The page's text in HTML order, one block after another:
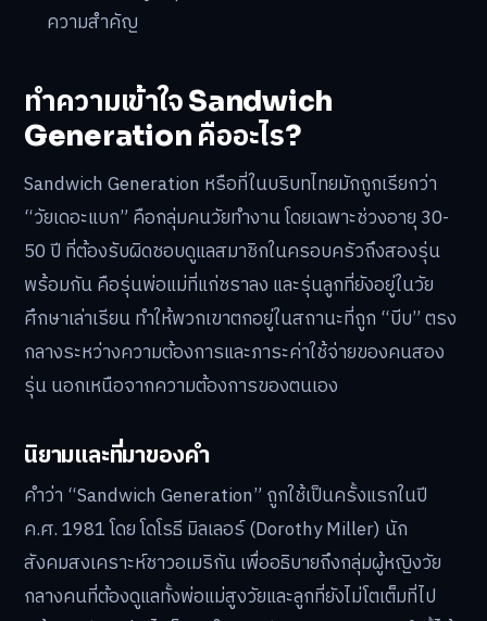
ความสำคัญ
ทำความเข้าใจ Sandwich
Generation คืออะไร?
Sandwich Generation หรือที่ในบริบทไทยมักถูกเรียกว่า
“วัยเดอะแบก” คือกลุ่มคนวัยทำงาน โดยเฉพาะช่วงอายุ 30-
50 ปี ที่ต้องรับผิดชอบดูแลสมาชิกในครอบครัวถึงสองรุ่น
พร้อมกัน คือรุ่นพ่อแม่ที่แก่ชราลง และรุ่นลูกที่ยังอยู่ในวัย
ศึกษาเล่าเรียน ทำให้พวกเขาตกอยู่ในสถานะที่ถูก “บีบ” ตรง
กลางระหว่างความต้องการและภาระค่าใช้จ่ายของคนสอง
รุ่น นอกเหนือจากความต้องการของตนเอง
นิยามและที่มาของคำ
คำว่า “Sandwich Generation” ถูกใช้เป็นครั้งแรกในปี
ค.ศ. 1981 โดย โดโรธี มิลเลอร์ (Dorothy Miller) นัก
สังคมสงเคราะห์ชาวอเมริกัน เพื่ออธิบายถึงกลุ่มผู้หญิงวัย
กลางคนที่ต้องดูแลทั้งพ่อแม่สูงวัยและลูกที่ยังไม่โตเต็มที่ไป